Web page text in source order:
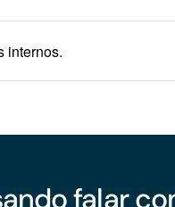
internos.
falar